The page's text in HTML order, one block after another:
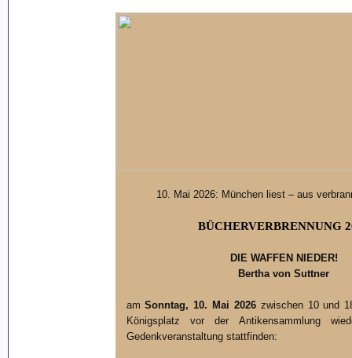
10. Mai 2026: München liest – aus
BÜCHERVERBRENNUNG
DIE WAFFEN NIEDER!
Bertha von Suttner
amSonntag, 10. Mai 2026zwischen 10 und
Königsplatz vor der Antikensammlung
Gedenkveranstaltung stattfinden: